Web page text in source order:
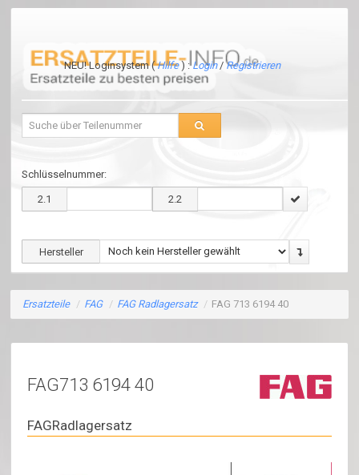
NEU! Loginsystem (Hilfe) :Login /Registrieren
Schlüsselnummer:
2.1 2.2
Hersteller
Ersatzteile / FAG / FAG Radlagersatz / FAG 713 6194 40
FAG713 6194 40
FAGRadlagersatz